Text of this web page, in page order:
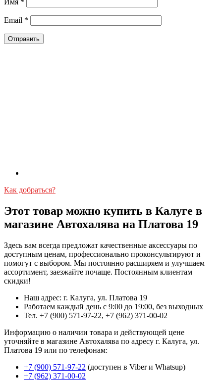
Имя *
Email *
Как добраться?
Этот товар можно купить в Калуге в
магазине Автохалява на Платова 19
Здесь вам всегда предложат качественные аксессуары по
доступным ценам, профессионально проконсультируют и
помогут с выбором. Мы постоянно расширяем и улучшаем
ассортимент, заезжайте почаще. Постоянным клиентам
скидки!
Наш адрес: г. Калуга, ул. Платова 19
Работаем каждый день с 9:00 до 19:00, без выходных
Тел. +7 (900) 571-97-22, +7 (962) 371-00-02
Информацию о наличии товара и действующей цене
уточняйте в магазине Автохалява по адресу г. Калуга, ул.
Платова 19 или по телефонам:
+7 (900) 571-97-22 (доступен в Viber и Whatsup)
+7 (962) 371-00-02